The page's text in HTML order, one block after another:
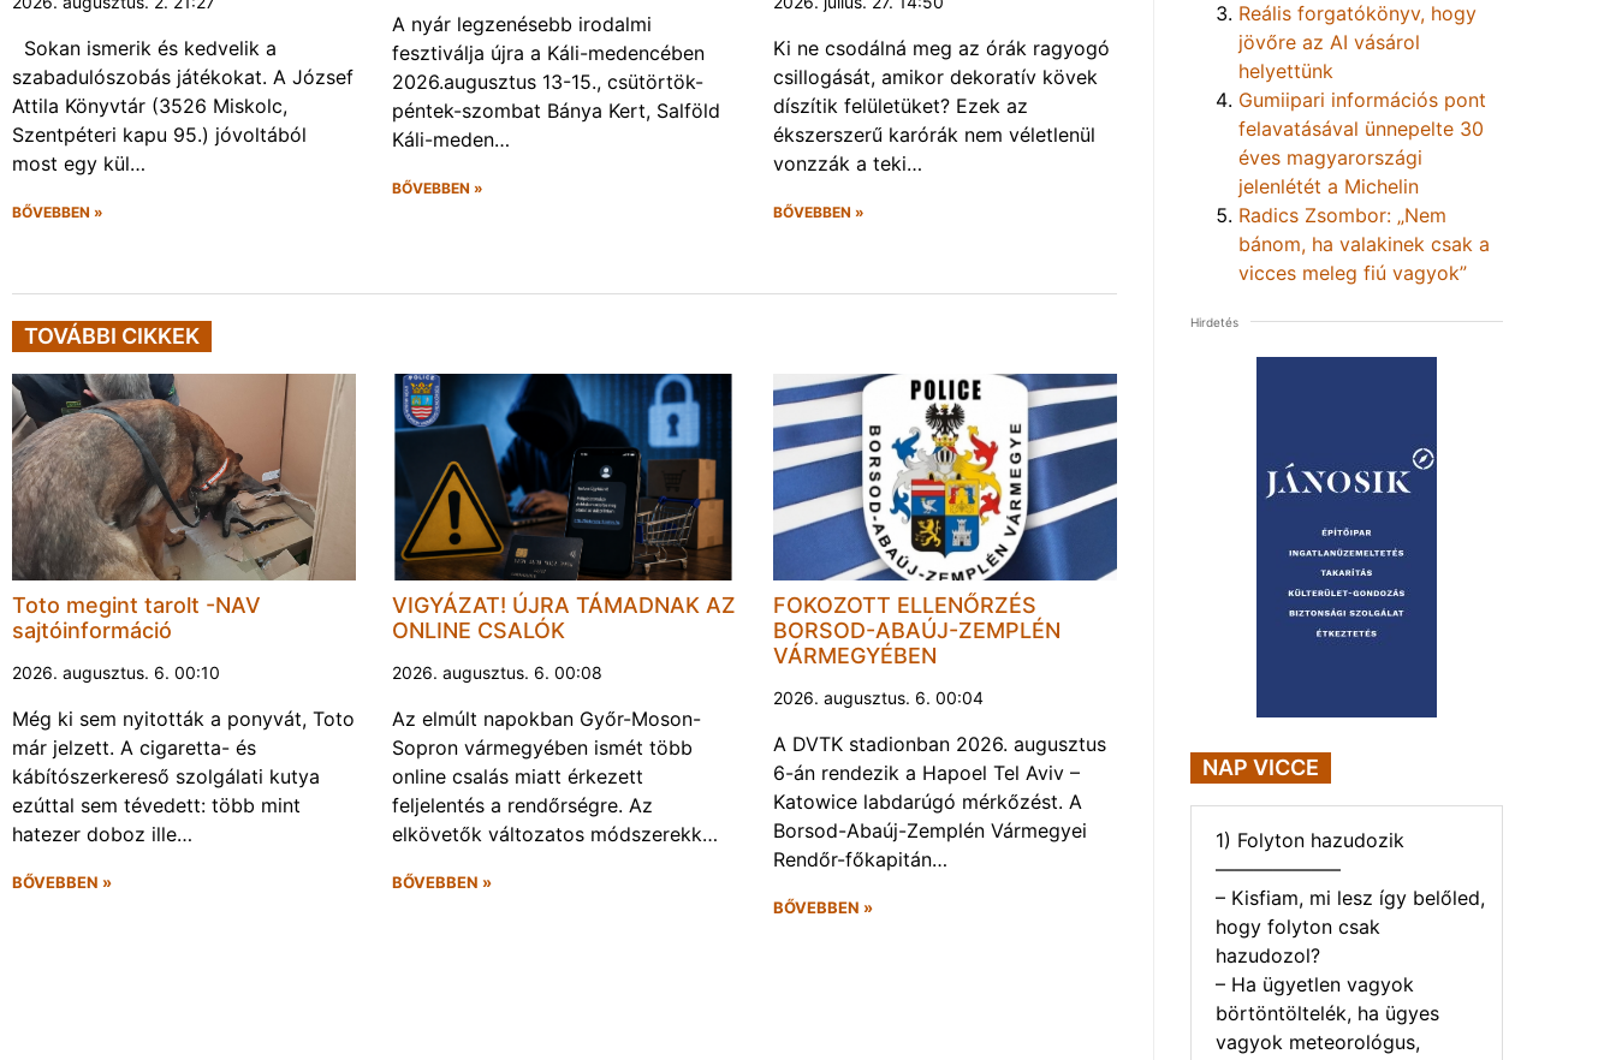
Sokan ismerik és kedvelik a
szabadulószobás játékokat. A József
Attila Könyvtár (3526 Miskolc,
Szentpéteri kapu 95.) jóvoltából
most egy kül…
BŐVEBBEN »
A nyár legzenésebb irodalmi
fesztiválja újra a Káli-medencében
2026.augusztus 13-15., csütörtök-
péntek-szombat Bánya Kert, Salföld
Káli-meden…
BŐVEBBEN »
Ki ne csodálná meg az órák ragyogó
csillogását, amikor dekoratív kövek
díszítik felületüket? Ezek az
ékszerszerű karórák nem véletlenül
vonzzák a teki…
BŐVEBBEN »
TOVÁBBI CIKKEK
Toto megint tarolt -NAV
sajtóinformáció
2026. augusztus. 6. 00:10
Még ki sem nyitották a ponyvát, Toto
már jelzett. A cigaretta- és
kábítószerkereső szolgálati kutya
ezúttal sem tévedett: több mint
hatezer doboz ille…
BŐVEBBEN »
VIGYÁZAT! ÚJRA TÁMADNAK AZ
ONLINE CSALÓK
2026. augusztus. 6. 00:08
Az elmúlt napokban Győr-Moson-
Sopron vármegyében ismét több
online csalás miatt érkezett
feljelentés a rendőrségre. Az
elkövetők változatos módszerekk…
BŐVEBBEN »
FOKOZOTT ELLENŐRZÉS
BORSOD-ABAÚJ-ZEMPLÉN
VÁRMEGYÉBEN
2026. augusztus. 6. 00:04
A DVTK stadionban 2026. augusztus
6-án rendezik a Hapoel Tel Aviv –
Katowice labdarúgó mérkőzést. A
Borsod-Abaúj-Zemplén Vármegyei
Rendőr-főkapitán…
BŐVEBBEN »
Reális forgatókönyv, hogy
jövőre az AI vásárol
helyettünk
Gumiipari információs pont
felavatásával ünnepelte 30
éves magyarországi
jelenlétét a Michelin
Radics Zsombor: „Nem
bánom, ha valakinek csak a
vicces meleg fiú vagyok”
Hirdetés
NAP VICCE
1) Folyton hazudozik
——————–
– Kisfiam, mi lesz így belőled,
hogy folyton csak
hazudozol?
– Ha ügyetlen vagyok
börtöntöltelék, ha ügyes
vagyok meteorológus,